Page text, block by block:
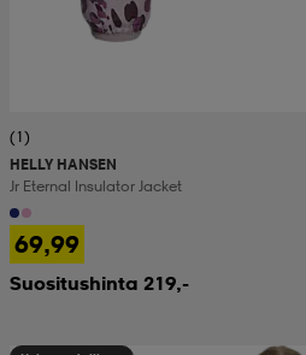
(1)
HELLY HANSEN
Jr Eternal Insulator Jacket
69,99
Suositushinta 219,-